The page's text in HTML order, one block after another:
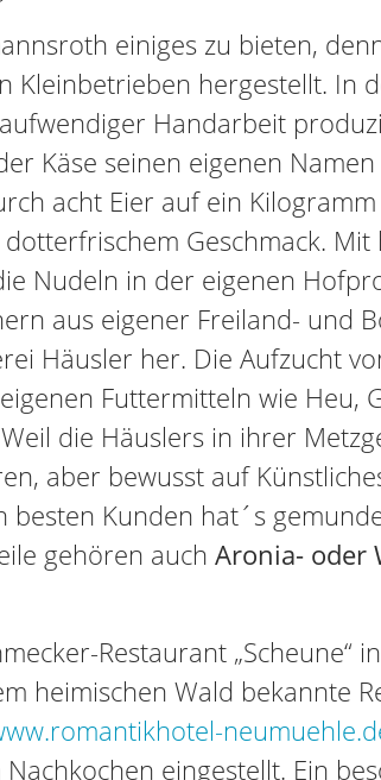
einiges zu bieten,
Kleinbetrieben hergestellt. In
Handarbeit
Käse seinen eigenen
acht Eier auf ein Kilogramm
Geschmack.
Nudeln in der eigenen
aus eigener Freiland- und
Häusler her. Die Aufzucht
Futtermitteln wie Heu,
die Häuslers in ihrer
aber bewusst auf
Kunden hat´s
gehören auch Aronia- oder
Restaurant „Scheune“
heimischen Wald bekannte
eingestellt. Ein